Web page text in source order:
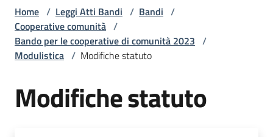
Argomenti
Novità
Home / Leggi Atti Bandi / Bandi /
Cooperative comunità /
Bando per le cooperative di comunità 2023 /
Modulistica / Modifiche statuto
Modifiche statuto